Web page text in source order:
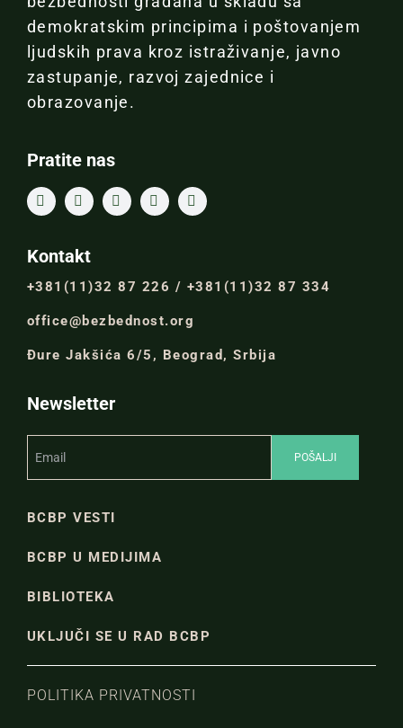
demokratskim principima i poštovanjem
ljudskih prava kroz istraživanje, javno
zastupanje, razvoj zajednice i
obrazovanje.
Pratite nas
Kontakt
+381(11)32 87 226 / +381(11)32 87 334
office@bezbednost.org
Đure Jakšića 6/5, Beograd, Srbija
Newsletter
BCBP VESTI
BCBP U MEDIJIMA
BIBLIOTEKA
UKLJUČI SE U RAD BCBP
POLITIKA PRIVATNOSTI